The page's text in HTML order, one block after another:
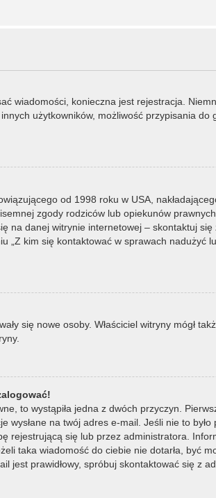
wiadomości, konieczna jest rejestracja.
użytkowników, możliwość przypisania
od 1998 roku w USA,
zgody rodziców lub opiekunów
danej witrynie internetowej – skontaktuj
kim się kontaktować w sprawach nadużyć
się nowe osoby. Właściciel witryny mógł
to wystąpiła jedna z dwóch przyczyn.
na twój adres e-mail. Jeśli nie to
się lub przez administratora.
taka wiadomość do ciebie nie dotarła, być
jest prawidłowy, spróbuj skontaktować się z